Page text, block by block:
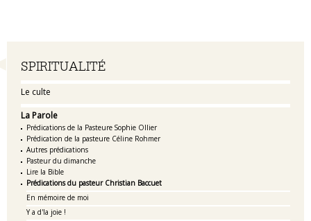
Navigation
SPIRITUALITÉ
Le culte
La Parole
Prédications de la Pasteure Sophie Ollier
Prédication de la pasteure Céline Rohmer
Autres prédications
Pasteur du dimanche
Lire la Bible
Prédications du pasteur Christian Baccuet
En mémoire de moi
Y a d'la joie !